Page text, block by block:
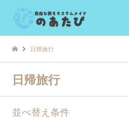
日帰旅行
日帰旅行
並べ替え条件